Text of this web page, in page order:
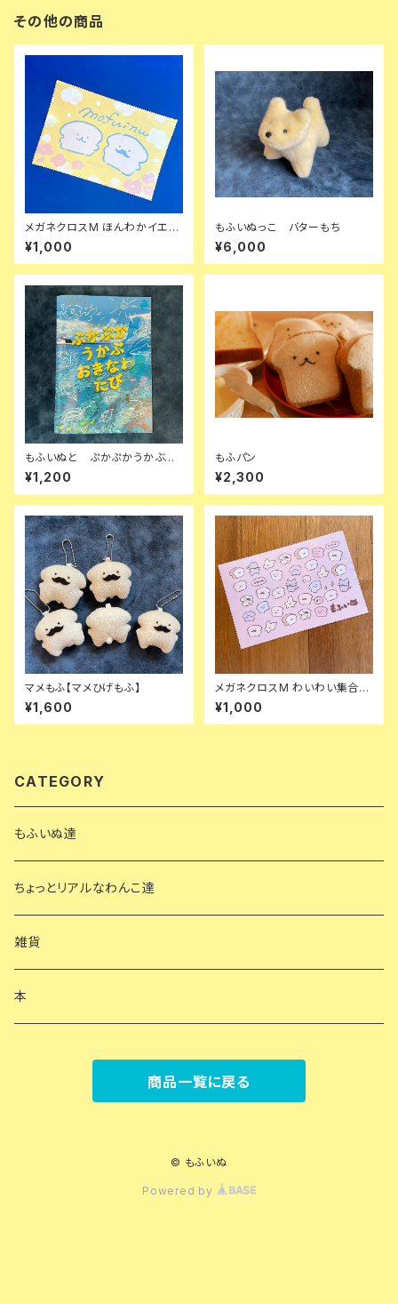
その他の商品
メガネクロスM ほんわかイエロ
ー
¥1,000
もふいぬっこ バターもち
¥6,000
もふいぬと ぷかぷかうかぶ
おきなわたび
¥1,200
もふパン
¥2,300
マメもふ【マメひげもふ】
¥1,600
メガネクロスM わいわい集合！
ピンク
¥1,000
CATEGORY
もふいぬ達
ちょっとリアルなわんこ達
雑貨
本
商品一覧に戻る
© もふいぬ
Powered by